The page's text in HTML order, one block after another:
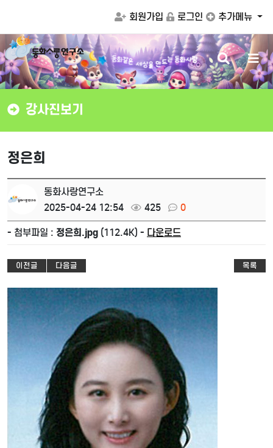
회원가입 로그인 추가메뉴
동화같은 세상을 만드는 동화사랑 검
색
버
튼
메
뉴
버
튼
강사진보기
정은희
동화사랑연구소
2025-04-24 12:54
425 0
- 첨부파일 : 정은희.jpg (112.4K) - 다운로드
이전글 다음글 목록